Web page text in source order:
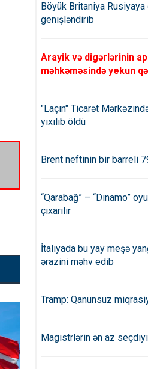
Böyük Britaniya Rusiyaya
genişləndirib
Arayik və digərlərinin
məhkəməsində yekun
"Laçın" Ticarət
yıxılıb öldü
Brent neftinin bir barreli
“Qarabağ” – “Dinamo”
çıxarılır
İtaliyada bu yay meşə
ərazini məhv edib
Tramp: Qanunsuz
Magistrlərin ən az